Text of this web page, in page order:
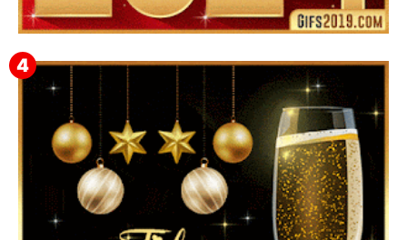
▷ Mejores frases de año Nuevo para Mamá
2024【❤️】